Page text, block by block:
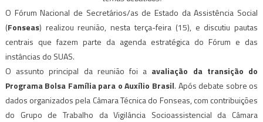
O Fórum Nacional de Secretários/as de Estado da Assistência Social
(Fonseas) realizou reunião, nesta terça-feira (15), e discutiu pautas
centrais que fazem parte da agenda estratégica do Fórum e das
instâncias do SUAS.
O assunto principal da reunião foi a avaliação da transição do
Programa Bolsa Família para o Auxílio Brasil. Após debate sobre os
dados organizados pela Câmara Técnica do Fonseas, com contribuições
do Grupo de Trabalho da Vigilância Socioassistencial da Câmara